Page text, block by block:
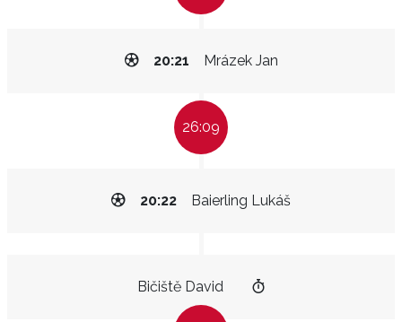
Mrázek Jan
20:21
26:09
Baierling Lukáš
20:22
Bičiště David